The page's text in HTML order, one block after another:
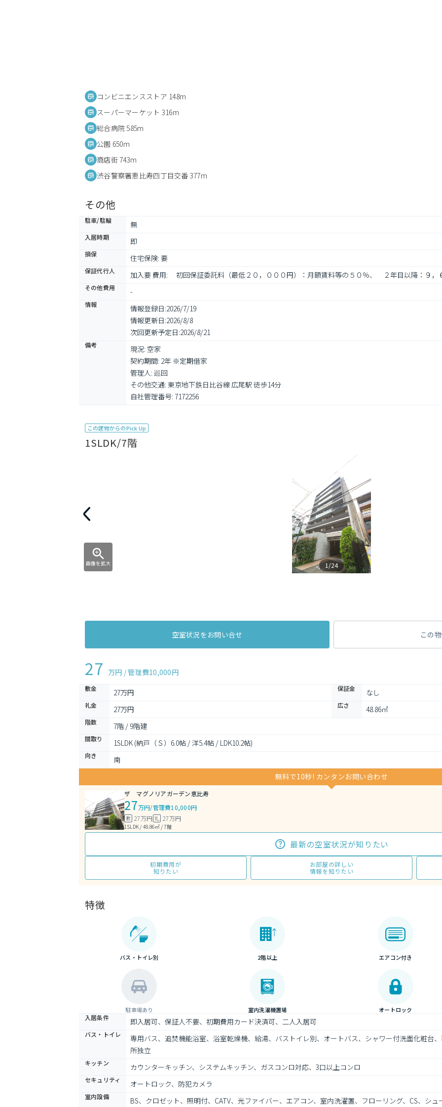
コンビニエンスストア 148m
スーパーマーケット 316m
総合病院 585m
公園 650m
商店街 743m
渋谷警察署恵比寿四丁目交番 377m
その他
駐車/駐輪 無
入居時期 即
損保 住宅保険: 要
保証代行人 加入要 費用: 　初回保証委託料（最低２０，０００円）：月額賃料等の５０％、　２年目以降：９，
その他費用 -
情報 情報登録日:2026/7/19
情報更新日:2026/8/8
次回更新予定日:2026/8/21
備考
現況: 空家
契約期間: 2年 ※定期借家
管理人: 巡回
その他交通: 東京地下鉄日比谷線 広尾駅 徒歩14分
自社管理番号: 7172256
この建物からのPick Up
1SLDK/7階
画像を拡大 1/24
空室状況をお問い合せ この
27 万円 / 管理費10,000円
敷金 27万円 保証金 なし
礼金 27万円 広さ 48.86㎡
階数 7階 / 9階建
間取り 1SLDK (納戸（Ｓ）6.0帖 / 洋5.4帖 / LDK10.2帖)
向き
南
無料で10秒! カンタンお問い合わせ
ザ マグノリアガーデン恵比寿
27万円/管理費10,000円
敷 27万円 礼 27万円
1SLDK / 48.86㎡ / 7階
最新の空室状況が知りたい
初期費用が
知りたい
お部屋の詳しい
情報を知りたい
特徴
バス・トイレ別 2階以上 エアコン付き
駐車場あり 室内洗濯機置場 オートロック
入居条件 即入居可、保証人不要、初期費用カード決済可、二人入居可
バス・トイレ
専用バス、追焚機能浴室、浴室乾燥機、給湯、バストイレ別、オートバス、シャワー付洗面化粧台
所独立
キッチン カウンターキッチン、システムキッチン、ガスコンロ対応、3口以上コンロ
セキュリティ オートロック、防犯カメラ
室内設備 BS、クロゼット、照明付、CATV、光ファイバー、エアコン、室内洗濯置、フローリング、CS、シュ